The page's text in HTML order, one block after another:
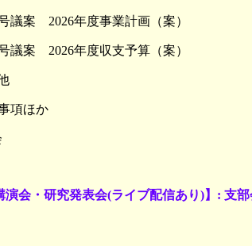
案 2026年度事業計画（案）
案 2026年度収支予算（案）
項ほか
演会・研究発表会(ライブ配信あり)】: 支